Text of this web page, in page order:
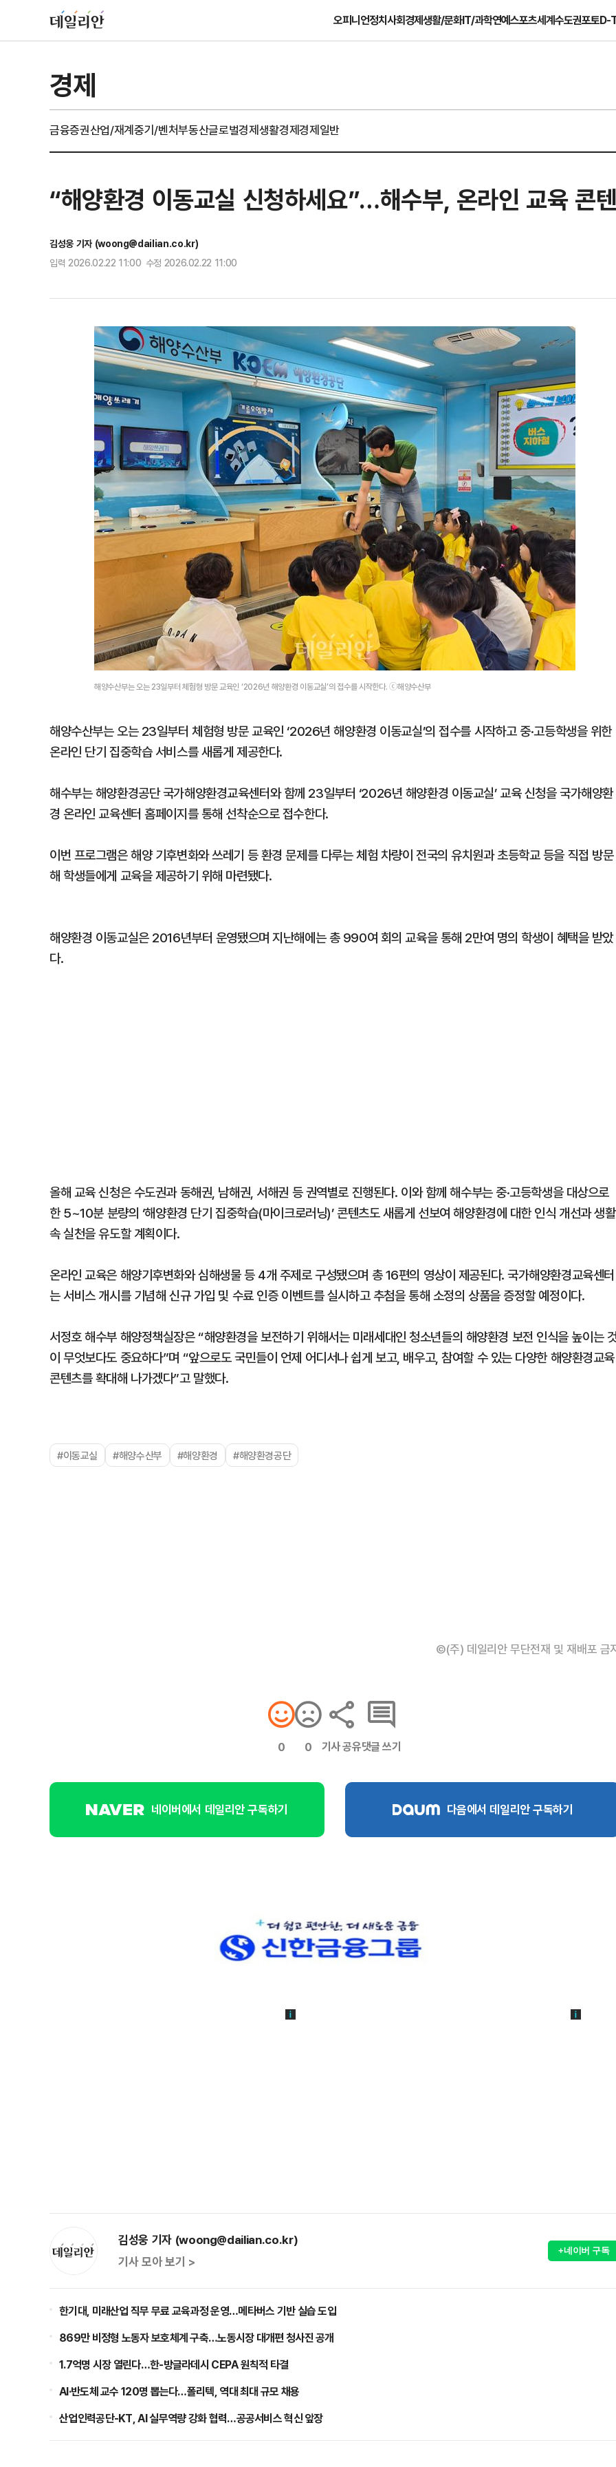
오피니언정치사회경제생활/문화IT/과학연예스포츠세계수도권포토D-
경제
금융증권산업/재계중기/벤처부동산글로벌경제생활경제경제일반
“해양환경 이동교실 신청하세요”…해수부, 온라인 교육 콘
김성웅 기자 (woong@dailian.co.kr)
입력 2026.02.22 11:00 수정 2026.02.22 11:00
해양수산부는 오는 23일부터 체험형 방문 교육인 ‘2026년 해양환경 이동교실’의 접수를 시작한다. ⓒ해양수산부
해양수산부는 오는 23일부터 체험형 방문 교육인 ‘2026년 해양환경 이동교실’의 접수를 시작하고 중·고등학생을 위한
온라인 단기 집중학습 서비스를 새롭게 제공한다.
해수부는 해양환경공단 국가해양환경교육센터와 함께 23일부터 ‘2026년 해양환경 이동교실’ 교육 신청을 국가해양환
경 온라인 교육센터 홈페이지를 통해 선착순으로 접수한다.
이번 프로그램은 해양 기후변화와 쓰레기 등 환경 문제를 다루는 체험 차량이 전국의 유치원과 초등학교 등을 직접 방문
해 학생들에게 교육을 제공하기 위해 마련됐다.
해양환경 이동교실은 2016년부터 운영됐으며 지난해에는 총 990여 회의 교육을 통해 2만여 명의 학생이 혜택을 받았
다.
올해 교육 신청은 수도권과 동해권, 남해권, 서해권 등 권역별로 진행된다. 이와 함께 해수부는 중·고등학생을 대상으로
한 5~10분 분량의 ‘해양환경 단기 집중학습(마이크로러닝)’ 콘텐츠도 새롭게 선보여 해양환경에 대한 인식 개선과 생활
속 실천을 유도할 계획이다.
온라인 교육은 해양기후변화와 심해생물 등 4개 주제로 구성됐으며 총 16편의 영상이 제공된다. 국가해양환경교육센터
는 서비스 개시를 기념해 신규 가입 및 수료 인증 이벤트를 실시하고 추첨을 통해 소정의 상품을 증정할 예정이다.
서정호 해수부 해양정책실장은 “해양환경을 보전하기 위해서는 미래세대인 청소년들의 해양환경 보전 인식을 높이는
이 무엇보다도 중요하다”며 “앞으로도 국민들이 언제 어디서나 쉽게 보고, 배우고, 참여할 수 있는 다양한 해양환경교육
콘텐츠를 확대해 나가겠다”고 말했다.
#이동교실 #해양수산부 #해양환경 #해양환경공단
©(주) 데일리안 무단전재 및 재배포 금
0 0 기사 공유댓글 쓰기
네이버에서 데일리안 구독하기 다음에서 데일리안 구독하기
김성웅 기자 (woong@dailian.co.kr)
기사 모아 보기 >
+네이버 구독
한기대, 미래산업 직무 무료 교육과정 운영…메타버스 기반 실습 도입
869만 비정형 노동자 보호체계 구축…노동시장 대개편 청사진 공개
1.7억명 시장 열린다…한-방글라데시 CEPA 원칙적 타결
AI·반도체 교수 120명 뽑는다…폴리텍, 역대 최대 규모 채용
산업인력공단-KT, AI 실무역량 강화 협력…공공서비스 혁신 앞장